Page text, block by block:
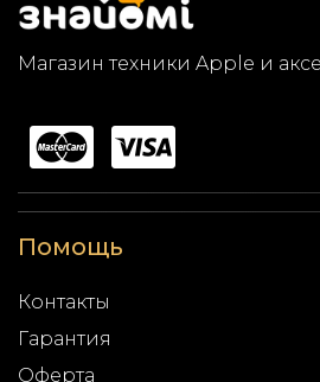
Магазин техники Apple и
Помощь
Контакты
Гарантия
Оферта